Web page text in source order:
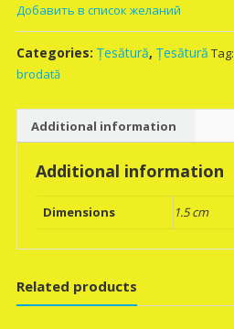
Добавить в список желаний
Categories: Țesătură, Țesătură Tag:
brodată
Additional information
Additional information
Dimensions 1.5 cm
Related products